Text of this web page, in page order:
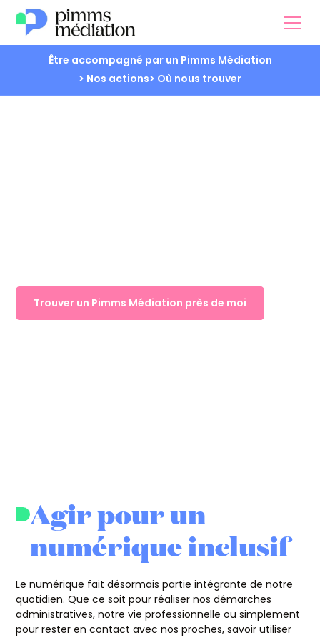
Être accompagné par un Pimms Médiation
> Nos actions> Où nous trouver
Trouver un Pimms Médiation près de moi
Agir pour un
numérique inclusif
Le numérique fait désormais partie intégrante de notre
quotidien. Que ce soit pour réaliser nos démarches
administratives, notre vie professionnelle ou simplement
pour rester en contact avec nos proches, savoir utiliser